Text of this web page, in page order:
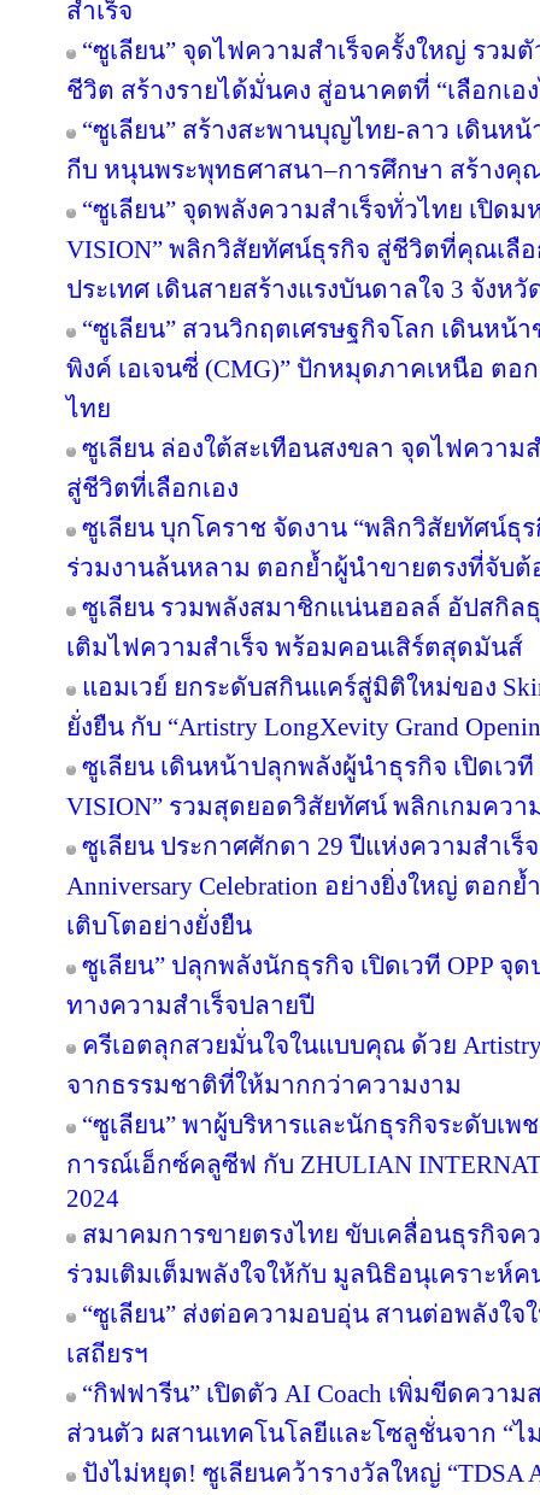
สำเร็จ
“ซูเลียน” จุดไฟความสำเร็จครั้งใหญ่ รว
ชีวิต สร้างรายได้มั่นคง สู่อนาคตที่ “เลือกเอ
“ซูเลียน” สร้างสะพานบุญไทย-ลาว เดินห
กีบ หนุนพระพุทธศาสนา–การศึกษา สร้างคุ
“ซูเลียน” จุดพลังความสำเร็จทั่วไทย เปิดม
VISION” พลิกวิสัยทัศน์ธุรกิจ สู่ชีวิตที่คุณเลื
ประเทศ เดินสายสร้างแรงบันดาลใจ 3 จังห
“ซูเลียน” สวนวิกฤตเศรษฐกิจโลก เดินหน้
พิงค์ เอเจนซี่ (CMG)” ปักหมุดภาคเหนือ ตอ
ไทย
ซูเลียน ล่องใต้สะเทือนสงขลา จุดไฟความ
สู่ชีวิตที่เลือกเอง
ซูเลียน บุกโคราช จัดงาน “พลิกวิสัยทัศน์ธุ
ร่วมงานล้นหลาม ตอกย้ำผู้นำขายตรงที่จับต้
ซูเลียน รวมพลังสมาชิกแน่นฮอลล์ อัปสกิ
เติมไฟความสำเร็จ พร้อมคอนเสิร์ตสุดมันส์
แอมเวย์ ยกระดับสกินแคร์สู่มิติใหม่ของ
ยั่งยืน กับ “Artistry LongXevity Grand
ซูเลียน เดินหน้าปลุกพลังผู้นำธุรกิจ เปิดเวที
VISION” รวมสุดยอดวิสัยทัศน์ พลิกเกมคว
ซูเลียน ประกาศศักดา 29 ปีแห่งความสำเร็
Anniversary Celebration อย่างยิ่งใหญ่ ตอก
เติบโตอย่างยั่งยืน
ซูเลียน” ปลุกพลังนักธุรกิจ เปิดเวที OPP จุ
ทางความสำเร็จปลายปี
ครีเอตลุกสวยมั่นใจในแบบคุณ ด้วย
จากธรรมชาติที่ให้มากกว่าความงาม
“ซูเลียน” พาผู้บริหารและนักธุรกิจระดับเ
การณ์เอ็กซ์คลูซีฟ กับ ZHULIAN
2024
สมาคมการขายตรงไทย ขับเคลื่อนธุรกิจ
ร่วมเติมเต็มพลังใจให้กับ มูลนิธิอนุเคราะห์ค
“ซูเลียน” ส่งต่อความอบอุ่น สานต่อพลังใจใ
เสถียรฯ
“กิฟฟารีน” เปิดตัว AI Coach เพิ่มขีดควา
ส่วนตัว ผสานเทคโนโลยีและโซลูชั่นจาก “
ปังไม่หยุด! ซูเลียนคว้ารางวัลใหญ่ “TDSA